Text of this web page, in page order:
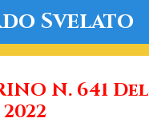
Svelato
N. 641